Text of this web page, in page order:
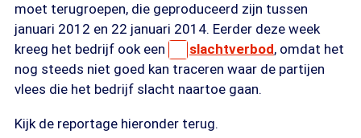
moet terugroepen, die geproduceerd zijn tussen
januari 2012 en 22 januari 2014. Eerder deze week
kreeg het bedrijf ook een
slachtverbod, omdat het
nog steeds niet goed kan traceren waar de partijen
vlees die het bedrijf slacht naartoe gaan.
Kijk de reportage hieronder terug.